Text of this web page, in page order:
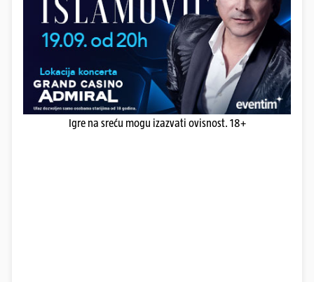
Igre na sreću mogu izazvati ovisnost. 18+